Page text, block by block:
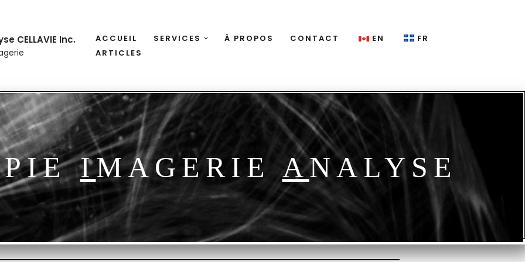
CELLAVIE Inc. ACCUEIL SERVICES À PROPOS CONTACT EN
FR
ARTICLES
IMAGERIEANALYSE